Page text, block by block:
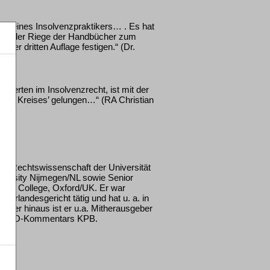
eines Insolvenzpraktikers… . Es hat
der Riege der Handbücher zum
der dritten Auflage festigen.“ (Dr.
im Insolvenzrecht, ist mit der
Kreises’ gelungen…“ (RA Christian
Rechtswissenschaft der Universität
Nijmegen/NL sowie Senior
College, Oxford/UK. Er war
tätig und hat u. a. in
hinaus ist er u.a. Mitherausgeber
Kommentars KPB.